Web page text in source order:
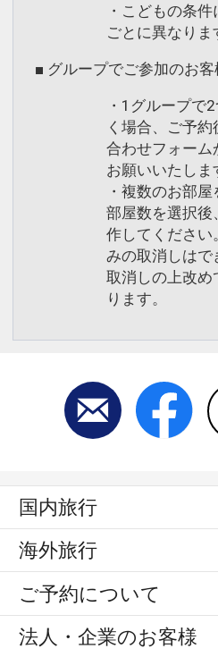
・こどもの条
ごとに異なりま
■ グループでご参加のお
・1グループで
く場合、ご予
合わせフォーム
お願いいたしま
・複数のお部
部屋数を選択後
作してください
みの取消しはで
取消しの上改め
ります。
国内旅行
海外旅行
ご予約について
法人・企業のお客様